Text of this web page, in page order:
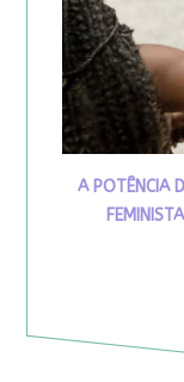
A POTÊNCIA